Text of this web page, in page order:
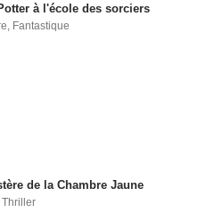
à l'école des sorciers
Fantastique
de la Chambre Jaune
Thriller